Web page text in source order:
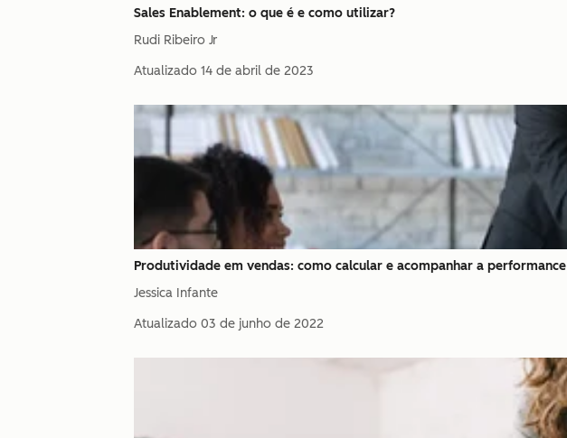
Sales Enablement: o que é e como utilizar?
Rudi Ribeiro Jr
Atualizado 14 de abril de 2023
Produtividade em vendas: como calcular e acompanhar a performance
Jessica Infante
Atualizado 03 de junho de 2022